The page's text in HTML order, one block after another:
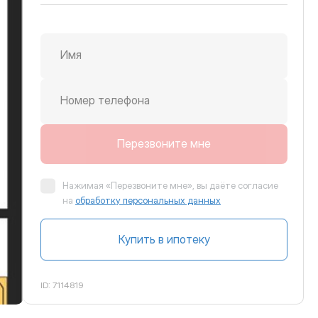
Имя
Номер телефона
Перезвоните мне
Нажимая «Перезвоните мне», вы даёте согласие
на обработку персональных данных
Купить в ипотеку
ID: 7114819